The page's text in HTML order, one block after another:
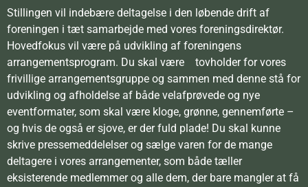
Stillingen vil indebære deltagelse i den løbende drift af
foreningen i tæt samarbejde med vores foreningsdirektør.
Hovedfokus vil være på udvikling af foreningens
arrangementsprogram. Du skal være tovholder for vores
frivillige arrangementsgruppe og sammen med denne stå for
udvikling og afholdelse af både velafprøvede og nye
eventformater, som skal være kloge, grønne, gennemførte –
og hvis de også er sjove, er der fuld plade! Du skal kunne
skrive pressemeddelelser og sælge varen for de mange
deltagere i vores arrangementer, som både tæller
eksisterende medlemmer og alle dem, der bare mangler at få